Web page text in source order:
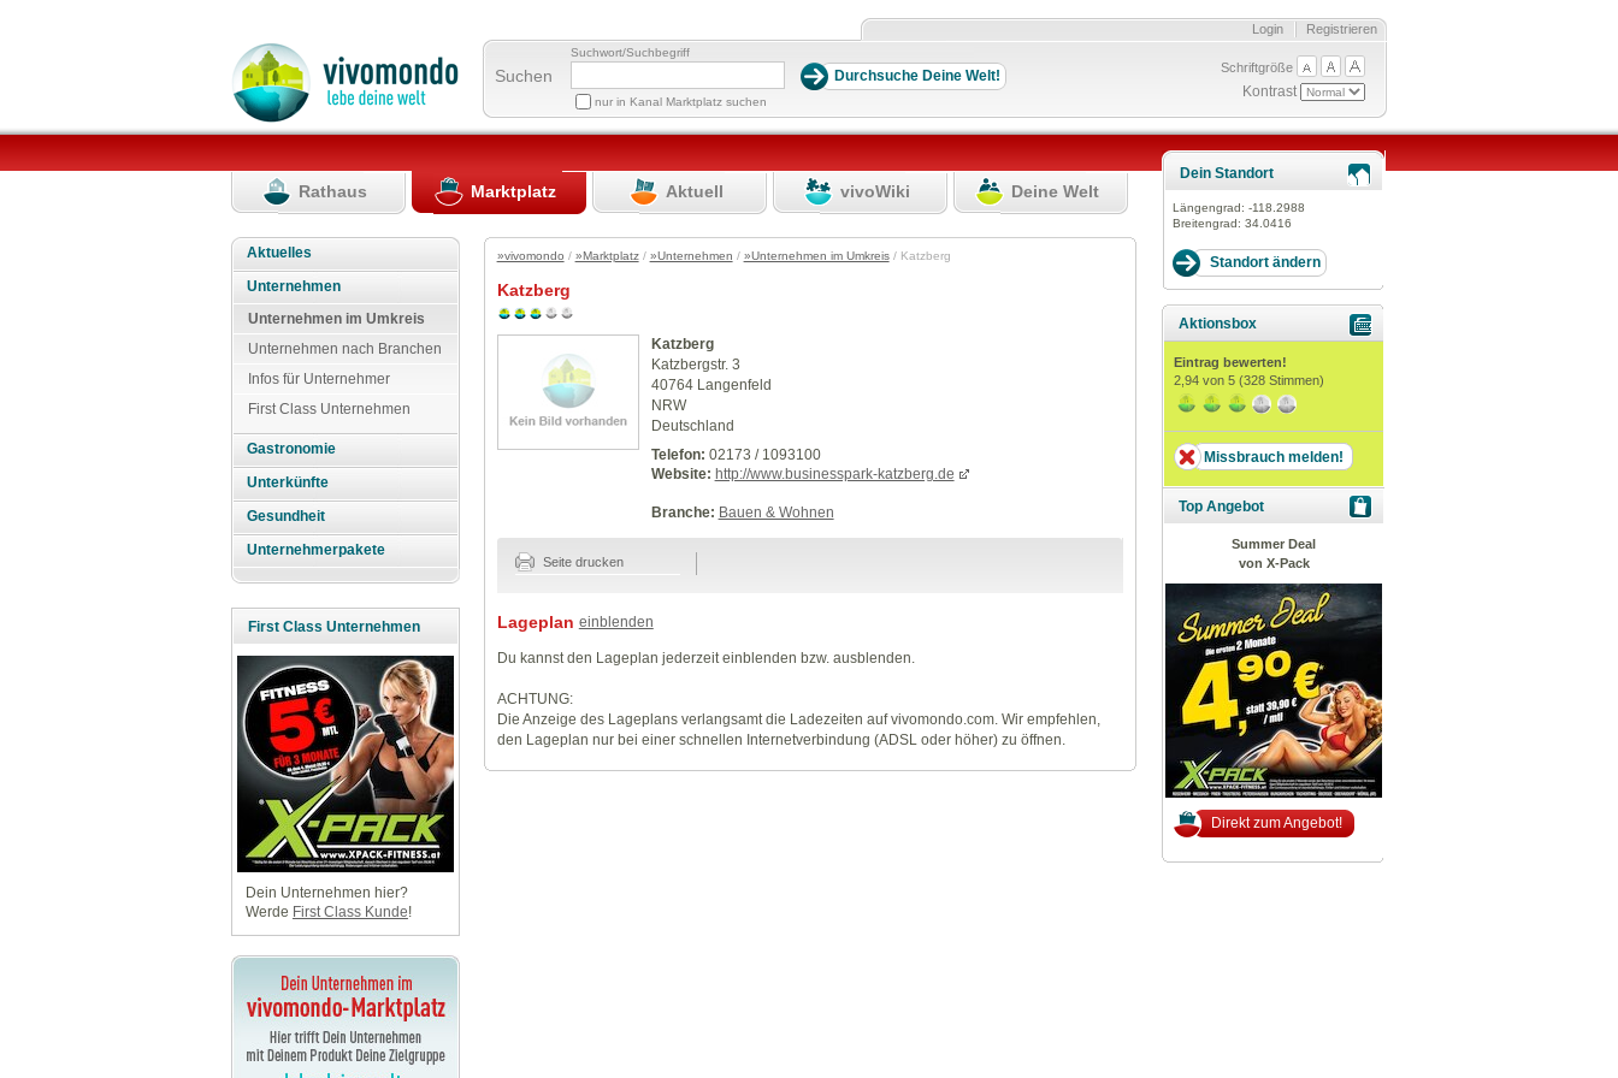
Registrieren
Login
Suchen
Suchwort/Suchbegriff
nur in Kanal Marktplatz suchen
Schriftgröße
Kontrast
Rathaus Marktplatz Aktuell vivoWiki Deine Welt
Aktuelles
Unternehmen
Unternehmen im Umkreis
Unternehmen nach Branchen
Infos für Unternehmer
First Class Unternehmen
Gastronomie
Unterkünfte
Gesundheit
Unternehmerpakete
First Class Unternehmen
Dein Unternehmen hier?
Werde First Class Kunde!
»vivomondo / »Marktplatz/ »Unternehmen / »Unternehmen im Umkreis/ Katzberg
Katzberg
Katzberg
Katzbergstr. 3
40764 Langenfeld
NRW
Deutschland
Telefon: 02173 / 1093100
Website: http://www.businesspark-katzberg.de
Branche: Bauen & Wohnen
Seite drucken
Lageplan einblenden
Du kannst den Lageplan jederzeit einblenden bzw. ausblenden.
ACHTUNG:
Die Anzeige des Lageplans verlangsamt die Ladezeiten auf vivomondo.com. Wir empfehlen,
den Lageplan nur bei einer schnellen Internetverbindung (ADSL oder höher) zu öffnen.
Dein Standort
Längengrad: -118.2988
Breitengrad: 34.0416
Aktionsbox
Eintrag bewerten!
2,94 von 5 (328 Stimmen)
Missbrauch melden!
Top Angebot
Summer Deal
von X-Pack
Direkt zum Angebot!